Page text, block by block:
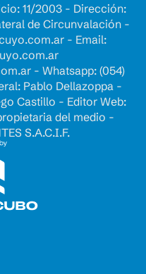
11/2003 - Dirección:
de Circunvalación -
- Email:
- Whatsapp: (054)
Pablo Dellazoppa -
Castillo - Editor Web:
del medio -
S.A.C.I.F.